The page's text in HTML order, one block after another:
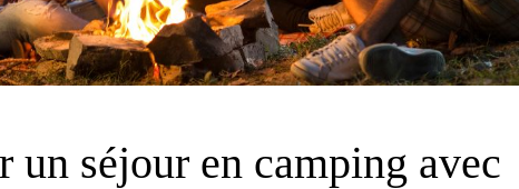
un séjour en camping avec